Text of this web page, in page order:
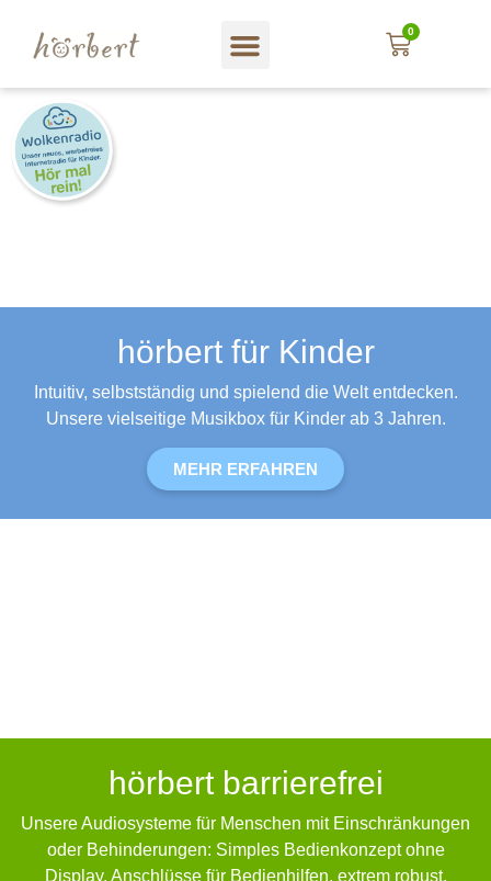
0
hörbert für Kinder
Intuitiv, selbstständig und spielend die Welt entdecken.
Unsere vielseitige Musikbox für Kinder ab 3 Jahren.
MEHR ERFAHREN
hörbert barrierefrei
Unsere Audiosysteme für Menschen mit Einschränkungen
oder Behinderungen: Simples Bedienkonzept ohne
Display, Anschlüsse für Bedienhilfen, extrem robust.